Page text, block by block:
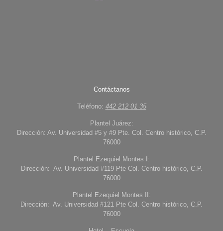
Contáctanos
Teléfono: 442 212 01 35
Plantel Juárez:
Dirección: Av. Universidad #5 y #9 Pte. Col. Centro histórico, C.P.
76000
Plantel Ezequiel Montes I:
Dirección: Av. Universidad #119 Pte Col. Centro histórico, C.P.
76000
Plantel Ezequiel Montes II:
Dirección: Av. Universidad #121 Pte Col. Centro histórico, C.P.
76000